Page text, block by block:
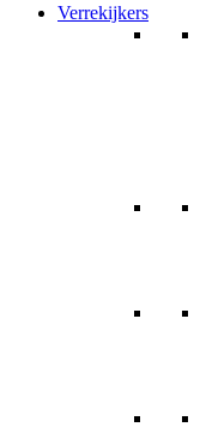
Verrekijkers